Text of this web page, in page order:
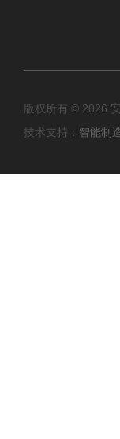
版权所有 © 2026
技术支持： 智能制